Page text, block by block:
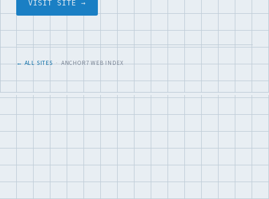
VISIT SITE →
← ALL SITES· ANCHOR7 WEB INDEX